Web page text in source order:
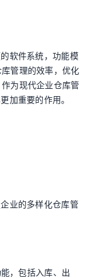
软件系统，功能模
管理的效率，优化
为现代企业仓库管
加重要的作用。
业的多样化仓库管
，包括入库、出